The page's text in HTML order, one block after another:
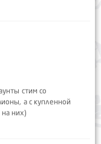
стим со
а с купленной
них)